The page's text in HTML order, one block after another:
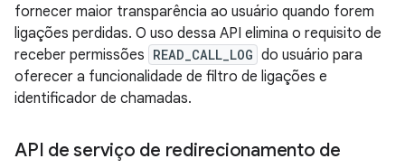
fornecer maior transparência ao usuário quando forem
ligações perdidas. O uso dessa API elimina o requisito de
receber permissões READ_CALL_LOG do usuário para
oferecer a funcionalidade de filtro de ligações e
identificador de chamadas.
API de serviço de redirecionamento de